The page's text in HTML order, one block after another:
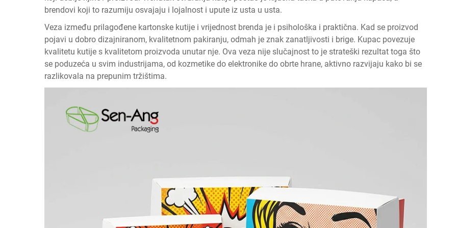
brendovi koji to razumiju osvajaju i lojalnost i upute iz usta u usta.
Veza između prilagođene kartonske kutije i vrijednost brenda je i psihološka i praktična. Kad se proizvod
pojavi u dobro dizajniranom, kvalitetnom pakiranju, odmah je znak zanatljivosti i brige. Kupac povezuje
kvalitetu kutije s kvalitetom proizvoda unutar nje. Ova veza nije slučajnost to je strateški rezultat toga što
se poduzeća u svim industrijama, od kozmetike do elektronike do obrte hrane, aktivno razvijaju kako bi se
razlikovala na prepunim tržištima.